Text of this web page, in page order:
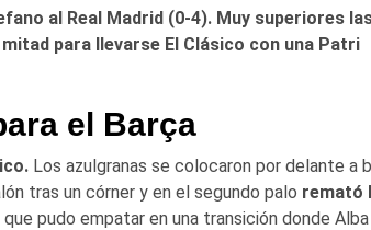
al Real Madrid (0-4). Muy superiores
para llevarse El Clásico con una Patri
el Barça
Los azulgranas se colocaron por delante a
tras un córner y en el segundo palo remató
pudo empatar en una transición donde Alba